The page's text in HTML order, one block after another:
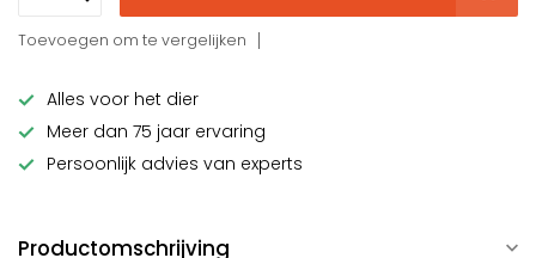
Toevoegen om te vergelijken
Alles voor het dier
Meer dan 75 jaar ervaring
Persoonlijk advies van experts
Productomschrijving